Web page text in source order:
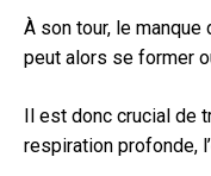
À son tour, le
peut alors se former
Il est donc crucial de
respiration profonde,